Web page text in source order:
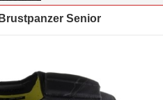
Senior